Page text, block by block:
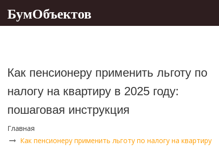
БумОбъектов
Как пенсионеру применить льготу по
налогу на квартиру в 2025 году:
пошаговая инструкция
Главная
Как пенсионеру применить льготу по налогу на квартиру